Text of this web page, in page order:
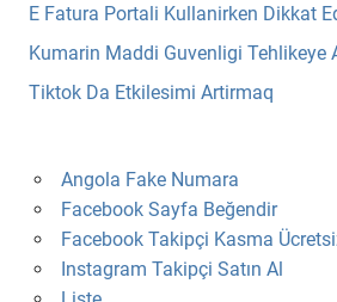
E Fatura Portali Kullanirken Dikkat
Kumarin Maddi Guvenligi Tehlikeye
Tiktok Da Etkilesimi Artirmaq
Angola Fake Numara
Facebook Sayfa Beğendir
Facebook Takipçi Kasma
Instagram Takipçi Satın Al